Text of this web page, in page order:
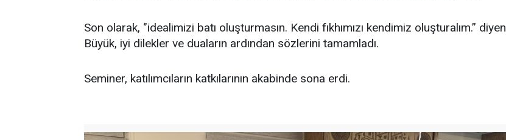
Son olarak, ‘’idealimizi batı oluşturmasın. Kendi fıkhımızı kendimiz oluşturalım.’’ diyen
Büyük, iyi dilekler ve duaların ardından sözlerini tamamladı.
Seminer, katılımcıların katkılarının akabinde sona erdi.